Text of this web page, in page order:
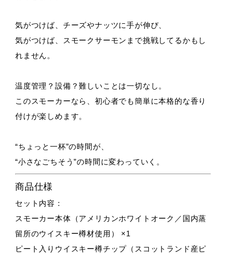
気がつけば、チーズやナッツに手が伸び、
気がつけば、スモークサーモンまで挑戦してるかもし
れません。
温度管理？設備？難しいことは一切なし。
このスモーカーなら、初心者でも簡単に本格的な香り
付けが楽しめます。
“ちょっと一杯”の時間が、
“小さなごちそう”の時間に変わっていく。
商品仕様
セット内容：
スモーカー本体（アメリカンホワイトオーク／国内蒸
留所のウイスキー樽材使用） ×1
ピート入りウイスキー樽チップ（スコットランド産ピ